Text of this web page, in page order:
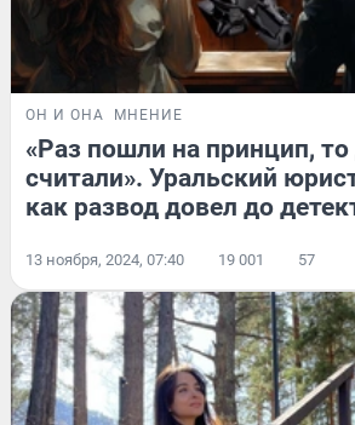
ОН И ОНА МНЕНИЕ
«Раз пошли на принцип, то
считали». Уральский
как развод довел до
13 ноября, 2024, 07:40 19 001 57